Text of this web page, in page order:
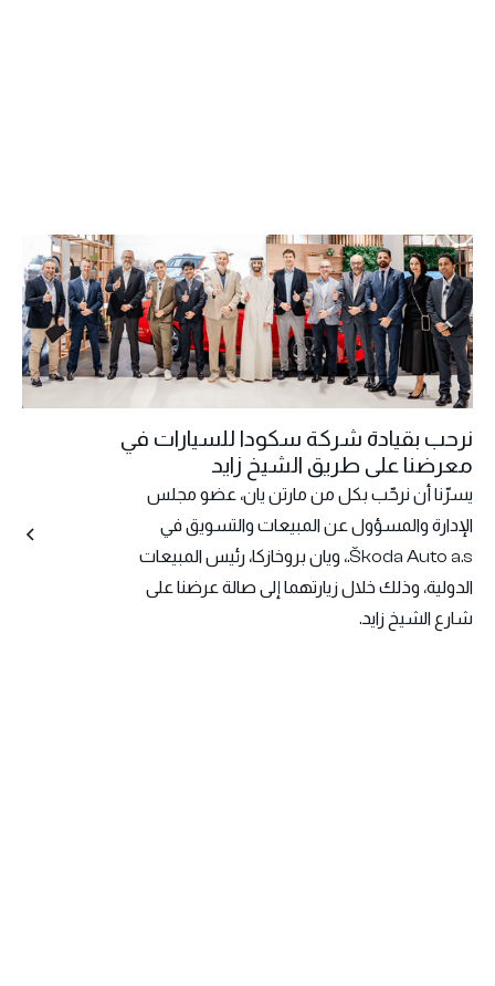
نرحب بقيادة شركة سكودا للسيارات في
معرضنا على طريق الشيخ زايد
يسرّنا أن نرحّب بكل من مارتن يان، عضو مجلس
الإدارة والمسؤول عن المبيعات والتسويق في
Škoda Auto a.s.، ويان بروخازكا، رئيس المبيعات
الدولية، وذلك خلال زيارتهما إلى صالة عرضنا على
شارع الشيخ زايد.